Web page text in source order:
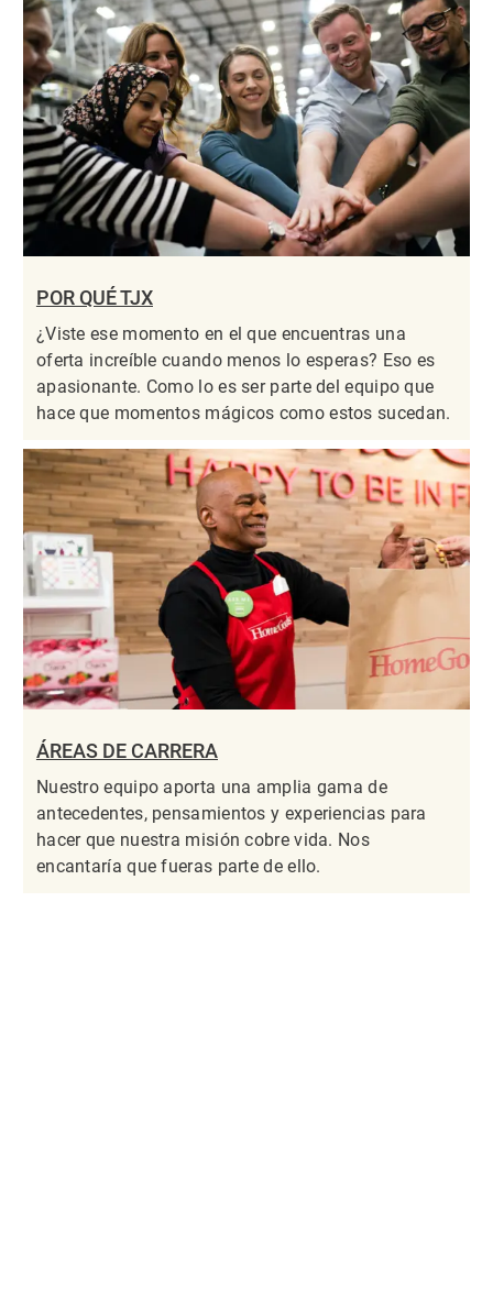
POR QUÉ TJX
¿Viste ese momento en el que encuentras una
oferta increíble cuando menos lo esperas? Eso es
apasionante. Como lo es ser parte del equipo que
hace que momentos mágicos como estos sucedan.
ÁREAS DE CARRERA
Nuestro equipo aporta una amplia gama de
antecedentes, pensamientos y experiencias para
hacer que nuestra misión cobre vida. Nos
encantaría que fueras parte de ello.